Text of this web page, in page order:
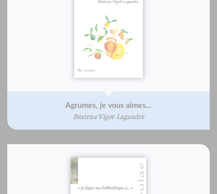
Agrumes, je vous aimes...
Béatrice Vigot-Lagandré